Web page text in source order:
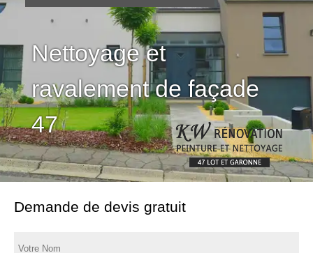
Nettoyage et
ravalement de façade
47
Demande de devis gratuit